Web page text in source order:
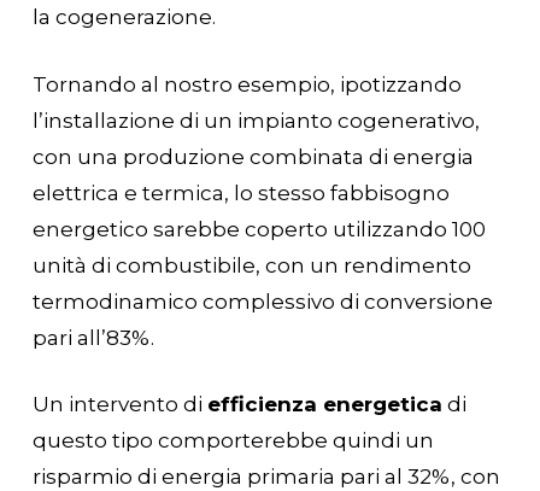
la cogenerazione.
Tornando al nostro esempio, ipotizzando
l’installazione di un impianto cogenerativo,
con una produzione combinata di energia
elettrica e termica, lo stesso fabbisogno
energetico sarebbe coperto utilizzando 100
unità di combustibile, con un rendimento
termodinamico complessivo di conversione
pari all’83%.
Un intervento di efficienza energetica di
questo tipo comporterebbe quindi un
risparmio di energia primaria pari al 32%, con